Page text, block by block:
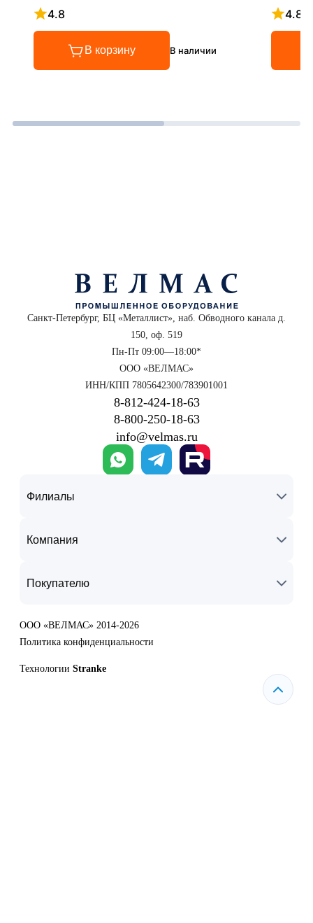
4.8
Рейтинг 4.8 из 5
В корзину В наличии
4.8
Санкт-Петербург, БЦ «Металлист», наб. Обводного канала д.
150, оф. 519
Пн-Пт 09:00—18:00*
ООО «ВЕЛМАС»
ИНН/КПП 7805642300/783901001
8‑812‑424‑18‑63
8‑800‑250‑18‑63
info@velmas.ru
Филиалы
Компания
Покупателю
ООО «ВЕЛМАС» 2014-2026
Политика конфиденциальности
Технологии Stranke